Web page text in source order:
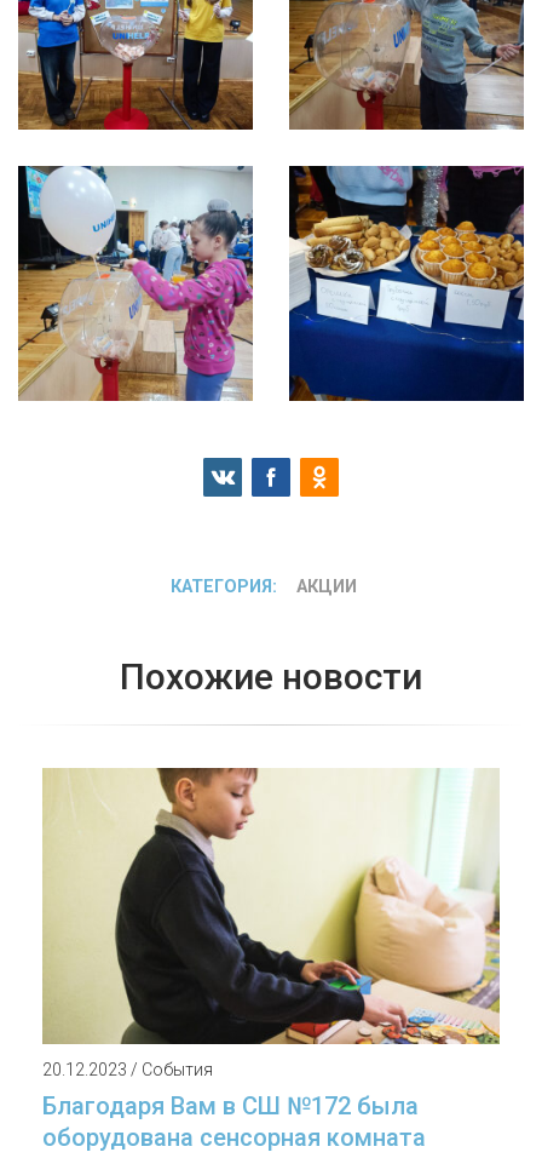
КАТЕГОРИЯ: АКЦИИ
Похожие новости
20.12.2023 / События
Благодаря Вам в СШ №172 была
оборудована сенсорная комната